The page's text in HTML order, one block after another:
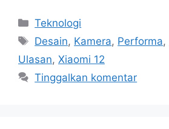
Kategori
Teknologi
Tag
Desain, Kamera, Performa,
Ulasan, Xiaomi 12
Tinggalkan komentar